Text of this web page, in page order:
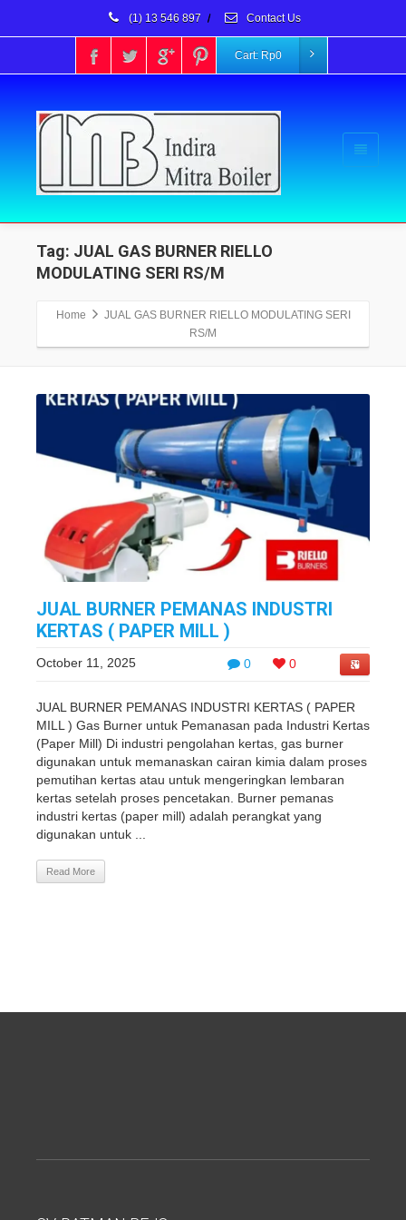
(1) 13 546 897 / Contact Us
Cart: Rp0
Tag: JUAL GAS BURNER RIELLO
MODULATING SERI RS/M
Home
JUAL GAS BURNER RIELLO MODULATING SERI
RS/M
JUAL BURNER PEMANAS INDUSTRI
KERTAS ( PAPER MILL )
0 0
October 11, 2025
JUAL BURNER PEMANAS INDUSTRI KERTAS ( PAPER
MILL ) Gas Burner untuk Pemanasan pada Industri Kertas
(Paper Mill) Di industri pengolahan kertas, gas burner
digunakan untuk memanaskan cairan kimia dalam proses
pemutihan kertas atau untuk mengeringkan lembaran
kertas setelah proses pencetakan. Burner pemanas
industri kertas (paper mill) adalah perangkat yang
digunakan untuk ...
Read More